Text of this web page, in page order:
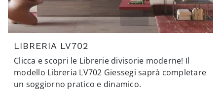
LIBRERIA LV702
Clicca e scopri le Librerie divisorie moderne! Il
modello Libreria LV702 Giessegi saprà completare
un soggiorno pratico e dinamico.